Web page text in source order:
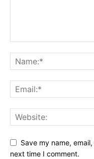
Save my name,
next time I comment.